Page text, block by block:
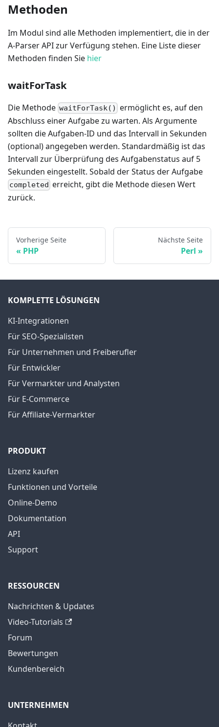
Methoden
Im Modul sind alle Methoden implementiert, die in der
A-Parser API zur Verfügung stehen. Eine Liste dieser
Methoden finden Sie hier
waitForTask
Die Methode waitForTask() ermöglicht es, auf den
Abschluss einer Aufgabe zu warten. Als Argumente
sollten die Aufgaben-ID und das Intervall in Sekunden
(optional) angegeben werden. Standardmäßig ist das
Intervall zur Überprüfung des Aufgabenstatus auf 5
Sekunden eingestellt. Sobald der Status der Aufgabe
completed erreicht, gibt die Methode diesen Wert
zurück.
Vorherige Seite
PHP
Nächste Seite
Perl
KOMPLETTE LÖSUNGEN
KI-Integrationen
Für SEO-Spezialisten
Für Unternehmen und Freiberufler
Für Entwickler
Für Vermarkter und Analysten
Für E-Commerce
Für Affiliate-Vermarkter
PRODUKT
Lizenz kaufen
Funktionen und Vorteile
Online-Demo
Dokumentation
API
Support
RESSOURCEN
Nachrichten & Updates
Video-Tutorials
Forum
Bewertungen
Kundenbereich
UNTERNEHMEN